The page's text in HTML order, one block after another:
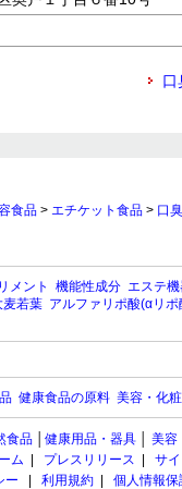
口
食品 > エチケット食品 > 口
メント 機能性成分 エステ
麦若葉 アルファリポ酸(αリポ
健康食品の原料 美容・化
食品 健康用品・器具 美容
ム
プレスリリース
サ
ー
利用規約 個人情報